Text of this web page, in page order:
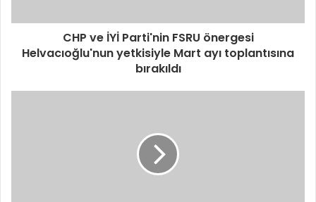
CHP ve İYİ Parti'nin FSRU önergesi
Helvacıoğlu'nun yetkisiyle Mart ayı toplantısına
bırakıldı